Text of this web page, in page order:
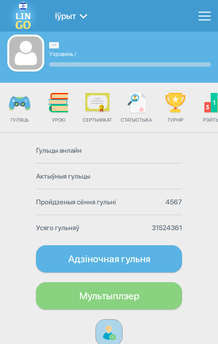
Іўрыт
Узровень /
ГУЛЯЦЬ УРОКІ СЕРТЫФІКАТ СТАТЫСТЫКА ТУРНІР
Гульцы анлайн
Актыўныя гульцы
Пройдзеныя сёння гульні 4567
Усяго гульняў 31524361
Адзіночная гульня
Мультыплэер